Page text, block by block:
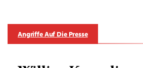
Angriffe Auf Die Presse